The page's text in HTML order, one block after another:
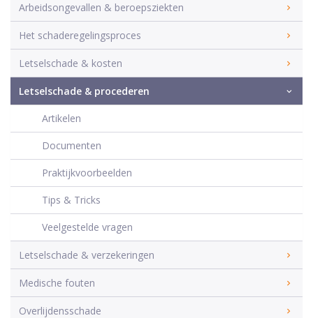
Arbeidsongevallen & beroepsziekten
Het schaderegelingsproces
Letselschade & kosten
Letselschade & procederen
Artikelen
Documenten
Praktijkvoorbeelden
Tips & Tricks
Veelgestelde vragen
Letselschade & verzekeringen
Medische fouten
Overlijdensschade